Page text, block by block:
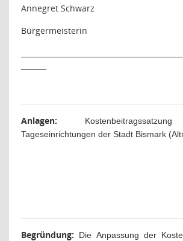
Annegret Schwarz
Bürgermeisterin
Anlagen:
Tageseinrichtungen der Stadt Bismark
Begründung:
Die Anpassung der